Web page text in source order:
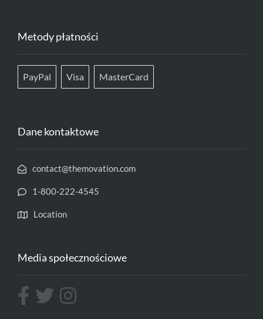
Metody płatności
PayPal Visa MasterCard
Dane kontaktowe
contact@themovation.com
1-800-222-4545
Location
Media społecznościowe